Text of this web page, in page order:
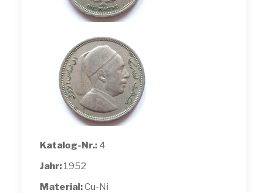
Katalog-Nr.: 4
Jahr: 1952
Material:Cu-Ni